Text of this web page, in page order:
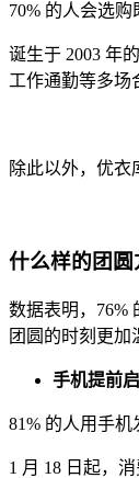
70% 的人会选
诞生于 2003 年
工作通勤等多场
除此以外，优衣
什么样的团圆
数据表明，76%
团圆的时刻更加
手机提前
81% 的人用手
1 月 18 日起，